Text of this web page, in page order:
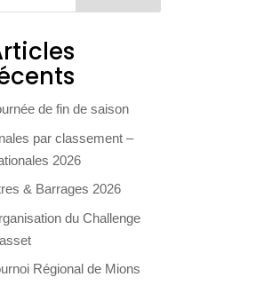
de fin de saison
par classement –
2026
& Barrages 2026
du Challenge
Régional de Mions